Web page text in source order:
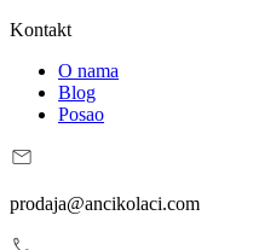
Kontakt
O nama
Blog
Posao
prodaja@ancikolaci.com